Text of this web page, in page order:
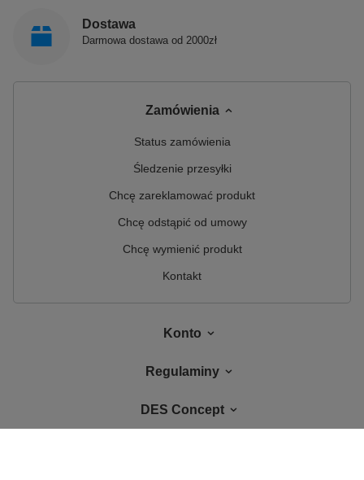
Dostawa
Darmowa dostawa od 2000zł
Zamówienia
Status zamówienia
Śledzenie przesyłki
Chcę zareklamować produkt
Chcę odstąpić od umowy
Chcę wymienić produkt
Kontakt
Konto
Regulaminy
DES Concept